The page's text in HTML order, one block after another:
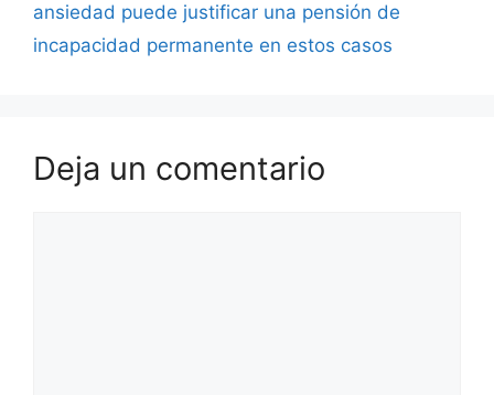
ansiedad puede justificar una pensión de
incapacidad permanente en estos casos
Deja un comentario